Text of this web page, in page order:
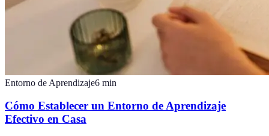
Entorno de Aprendizaje6 min
Cómo Establecer un Entorno de Aprendizaje
Efectivo en Casa